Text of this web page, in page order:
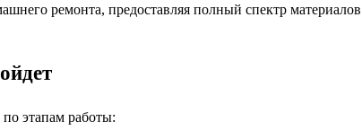
ремонта, предоставляя полный спектр
этапам работы: